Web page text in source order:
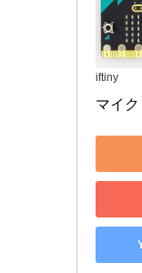
iftiny
マイ